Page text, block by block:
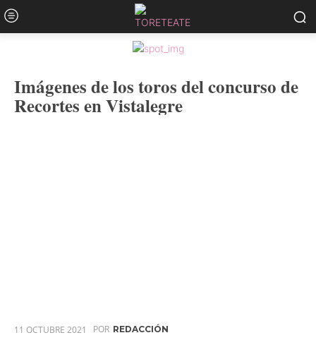
Imágenes de los toros del concurso de
Recortes en Vistalegre
11 OCTUBRE 2021 POR REDACCIÓN